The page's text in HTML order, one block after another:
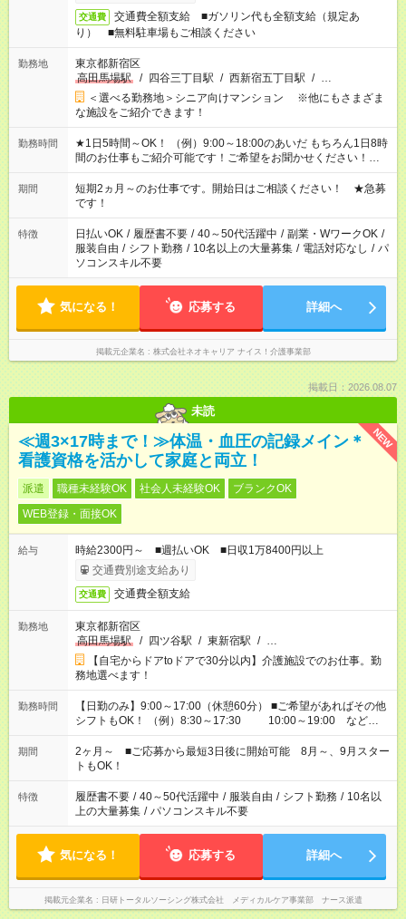
交通費
交通費全額支給 ■ガソリン代も全額支給（規定あ
り） ■無料駐車場もご相談ください
勤務地
東京都新宿区
高田馬場駅
/ 四谷三丁目駅 / 西新宿五丁目駅 / …
＜選べる勤務地＞シニア向けマンション ※他にもさまざま
な施設をご紹介できます！
勤務時間
★1日5時間～OK！ （例）9:00～18:00のあいだ もちろん1日8時
間のお仕事もご紹介可能です！ご希望をお聞かせください！★家
庭の都合でお休みが必要な場合も遠慮なくご相談ください。 ※
週最低15時間以上の勤務が必要です
期間
短期2ヵ月～のお仕事です。開始日はご相談ください！ ★急募
です！
特徴 日払いOK / 履歴書不要 / 40～50代活躍中 / 副業・WワークOK /
服装自由 / シフト勤務 / 10名以上の大量募集 / 電話対応なし / パ
ソコンスキル不要
気になる！ 応募する 詳細へ
掲載元企業名 株式会社ネオキャリア ナイス！介護事業部
掲載日：2026.08.07
未読
NEW
≪週3×17時まで！≫体温・血圧の記録メイン＊
看護資格を活かして家庭と両立！
派遣 職種未経験OK 社会人未経験OK
ブランクOK
WEB登録・面接OK
給与
時給2300円～ ■週払いOK ■日収1万8400円以上
交通費別途支給あり
交通費 交通費全額支給
勤務地
東京都新宿区
高田馬場駅
/ 四ツ谷駅 / 東新宿駅 / …
【自宅からドアtoドアで30分以内】介護施設でのお仕事。勤
務地選べます！
勤務時間
【日勤のみ】9:00～17:00（休憩60分） ■ご希望があればその他
シフトもOK！ （例）8:30～17:30 10:00～19:00 など
「家族とお休みを合わせたい」 「できれば残業はしたくない」
など、あなたのご希望に沿ったお仕事をご紹介します！ ※Wワ
ーク希望の方へ 今ご覧のお仕事で希望する勤務時間と、もう1つ
のお仕事の勤務時間。 合計で週40時間を超える場合は応募でき
ません
期間
2ヶ月～ ■ご応募から最短3日後に開始可能 8月～、9月スター
トもOK！
特徴 履歴書不要 / 40～50代活躍中 / 服装自由 / シフト勤務 / 10名以
上の大量募集 / パソコンスキル不要
気になる！ 応募する 詳細へ
掲載元企業名 日研トータルソーシング株式会社 メディカルケア事業部 ナース派遣